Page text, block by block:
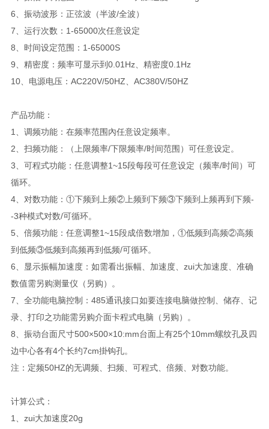
6、振动波形：正弦波（半波/全波）
7、运行次数：1-65000次任意设定
8、时间设定范围：1-65000S
9、精密度：频率可显示到0.01Hz、精密度0.1Hz
10、电源电压：AC220V/50HZ、AC380V/50HZ
产品功能：
1、调频功能：在频率范围內任意设定频率。
2、扫频功能：（上限频率/下限频率/时间范围）可任意设定。
3、可程式功能：任意调整1~15段每段可任意设定（频率/时间）可
循环。
4、对数功能：①下频到上频②上频到下频③下频到上频再到下频-
-3种模式对数/可循环。
5、倍频功能：任意调整1~15段成倍数增加，①低频到高频②高频
到低频③低频到高频再到低频/可循环。
6、显示振幅加速度：如需看出振幅、加速度、zui大加速度、准确
数值需另购测量仪（另购）。
7、全功能电脑控制：485通讯接口如要连接电脑做控制、储存、记
录、打印之功能需另购介面卡程式电脑（另购）。
8、振动台面尺寸500×500×10:mm台面上有25个10mm螺纹孔及四
边中心各有4个长约7cm掛钩孔。
注：定频50HZ的无调频、扫频、可程式、倍频、对数功能。
计算公式：
1、zui大加速度20g